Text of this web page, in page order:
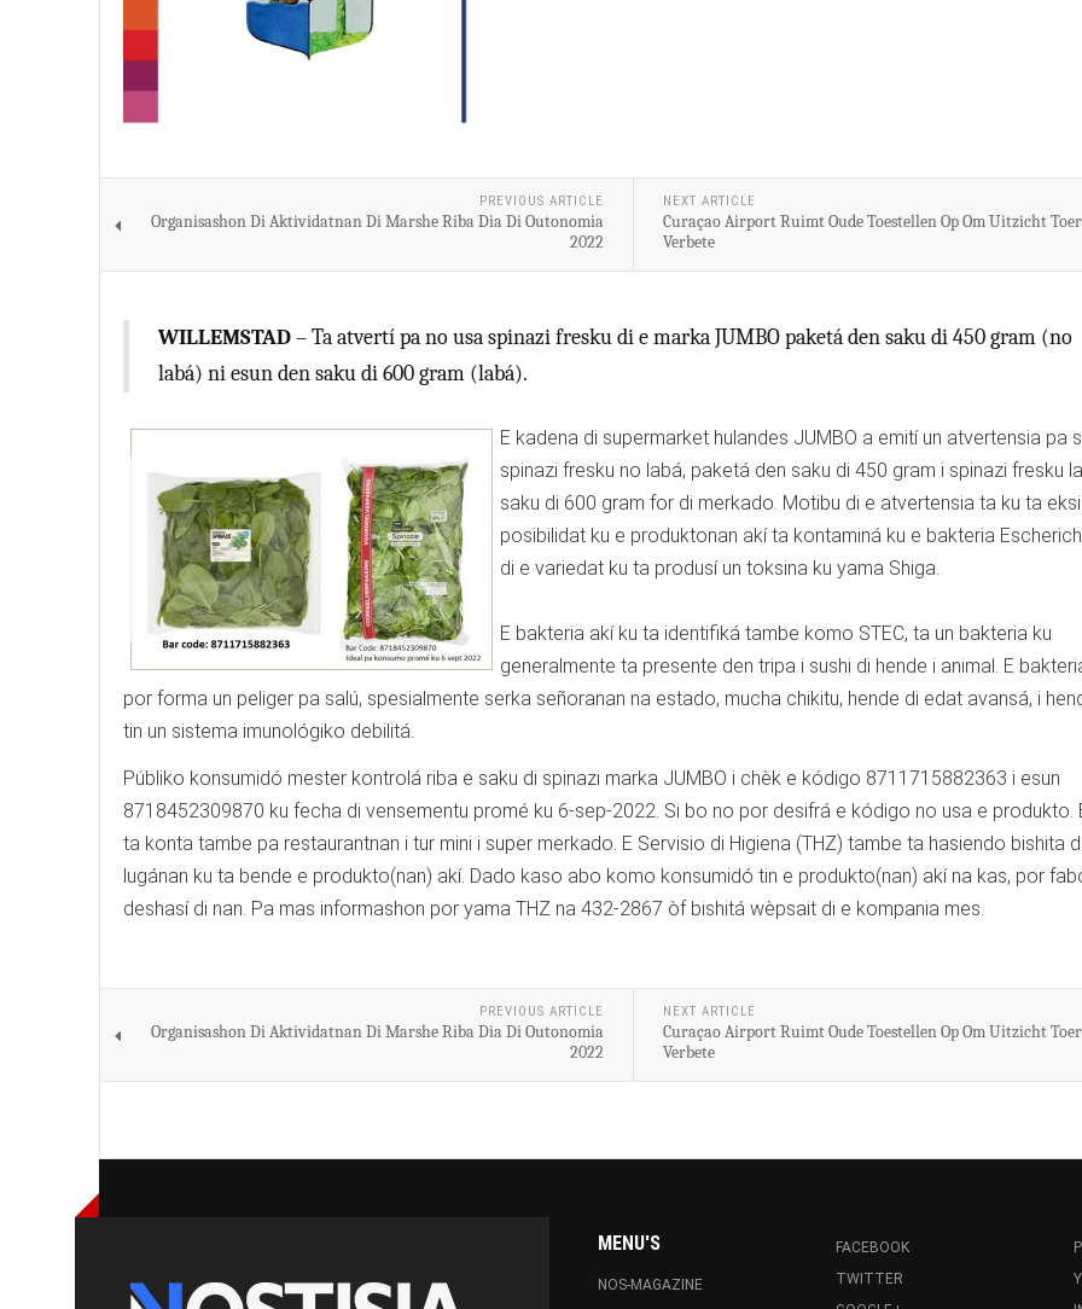
PREVIOUS ARTICLE
Organisashon Di Aktividatnan Di Marshe Riba Dia Di Outonomia
2022
NEXT ARTICLE
Curaçao Airport Ruimt Oude Toestellen Op Om Uitzicht
Verbete
WILLEMSTAD– Ta atvertí pa no usa spinazi fresku di e marka JUMBO paketá den saku di 450 gram (no
labá) ni esun den saku di 600 gram (labá).
E kadena di supermarket hulandes JUMBO a emití un atvertensia pa
spinazi fresku no labá, paketá den saku di 450 gram i spinazi fresku
saku di 600 gram for di merkado. Motibu di e atvertensia ta ku ta
posibilidat ku e produktonan akí ta kontaminá ku e bakteria
di e variedat ku ta produsí un toksina ku yama Shiga.
E bakteria akí ku ta identifiká tambe komo STEC, ta un bakteria ku
generalmente ta presente den tripa i sushi di hende i animal. E
por forma un peliger pa salú, spesialmente serka señoranan na estado, mucha chikitu, hende di edat avansá, i
tin un sistema imunológiko debilitá.
Públiko konsumidó mester kontrolá riba e saku di spinazi marka JUMBO i chèk e kódigo 8711715882363 i esun
8718452309870 ku fecha di vensementu promé ku 6-sep-2022. Si bo no por desifrá e kódigo no usa e produkto.
ta konta tambe pa restaurantnan i tur mini i super merkado. E Servisio di Higiena (THZ) tambe ta hasiendo bishita
lugánan ku ta bende e produkto(nan) akí. Dado kaso abo komo konsumidó tin e produkto(nan) akí na kas, por
deshasí di nan. Pa mas informashon por yama THZ na 432-2867 òf bishitá wèpsait di e kompania mes.
PREVIOUS ARTICLE
Organisashon Di Aktividatnan Di Marshe Riba Dia Di Outonomia
2022
NEXT ARTICLE
Curaçao Airport Ruimt Oude Toestellen Op Om Uitzicht
Verbete
MENU'S
NOS-MAGAZINE
FACEBOOK
TWITTER